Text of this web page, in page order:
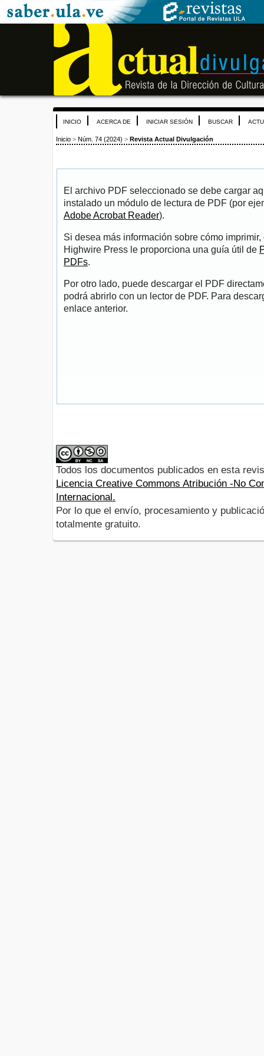
INICIO ACERCA DE INICIAR SESIÓN BUSCAR
Inicio > Núm. 74 (2024) > Revista Actual Divulgación
El archivo PDF seleccionado se debe cargar
instalado un módulo de lectura de PDF (por
Adobe Acrobat Reader).
Si desea más información sobre cómo
Highwire Press le proporciona una guía útil de
PDFs.
Por otro lado, puede descargar el PDF
podrá abrirlo con un lector de PDF. Para
enlace anterior.
Todos los documentos publicados en esta
Licencia Creative Commons Atribución -No
Internacional.
Por lo que el envío, procesamiento y
totalmente gratuito.